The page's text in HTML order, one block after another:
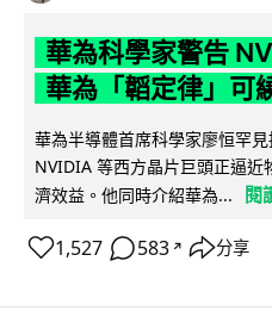
華為科學家警告
華為「韜定律」可
華為半導體首席科學家廖恒罕
NVIDIA 等西方晶片巨頭正逼
濟效益。他同時介紹華為...
閱
1,527 583 ↗ 分享